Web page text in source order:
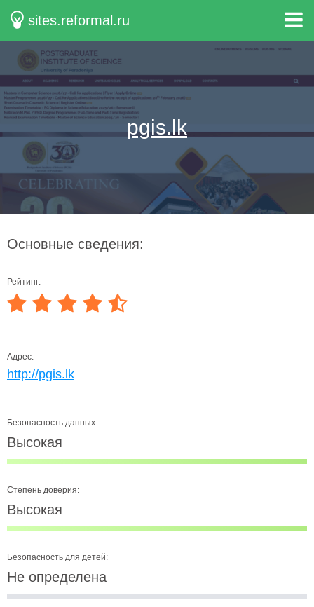
sites.reformal.ru
pgis.lk
Основные сведения:
Рейтинг:
Адрес:
http://pgis.lk
Безопасность данных:
Высокая
Степень доверия:
Высокая
Безопасность для детей:
Не определена